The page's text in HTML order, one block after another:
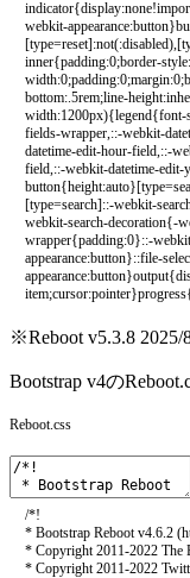
※Reboot v5.3.8 2025/
Bootstrap v4の
Reboot.css
/*!
* Bootstrap Reboot v4.6.2
* Copyright 2011-2022 The
* Copyright 2011-2022